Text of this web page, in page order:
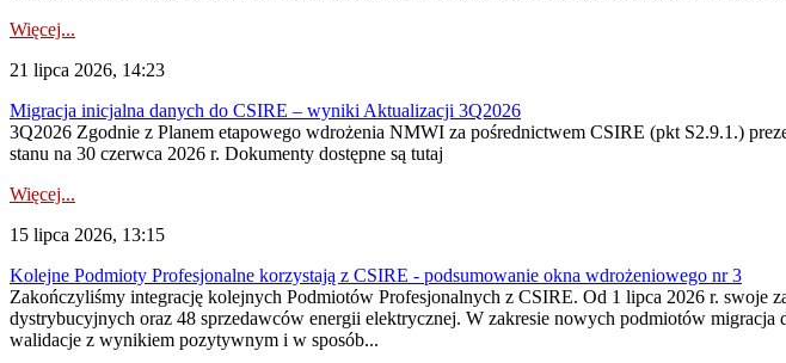
Więcej...
21 lipca 2026, 14:23
Migracja inicjalna danych do CSIRE – wyniki Aktualizacji 3Q2026
3Q2026 Zgodnie z Planem etapowego wdrożenia NMWI za pośrednictwem CSIRE (pkt S2.9.1.)
stanu na 30 czerwca 2026 r. Dokumenty dostępne są tutaj
Więcej...
15 lipca 2026, 13:15
Kolejne Podmioty Profesjonalne korzystają z CSIRE - podsumowanie okna wdrożeniowego nr 3
Zakończyliśmy integrację kolejnych Podmiotów Profesjonalnych z CSIRE. Od 1 lipca 2026 r.
dystrybucyjnych oraz 48 sprzedawców energii elektrycznej. W zakresie nowych podmiotów
walidacje z wynikiem pozytywnym i w sposób...